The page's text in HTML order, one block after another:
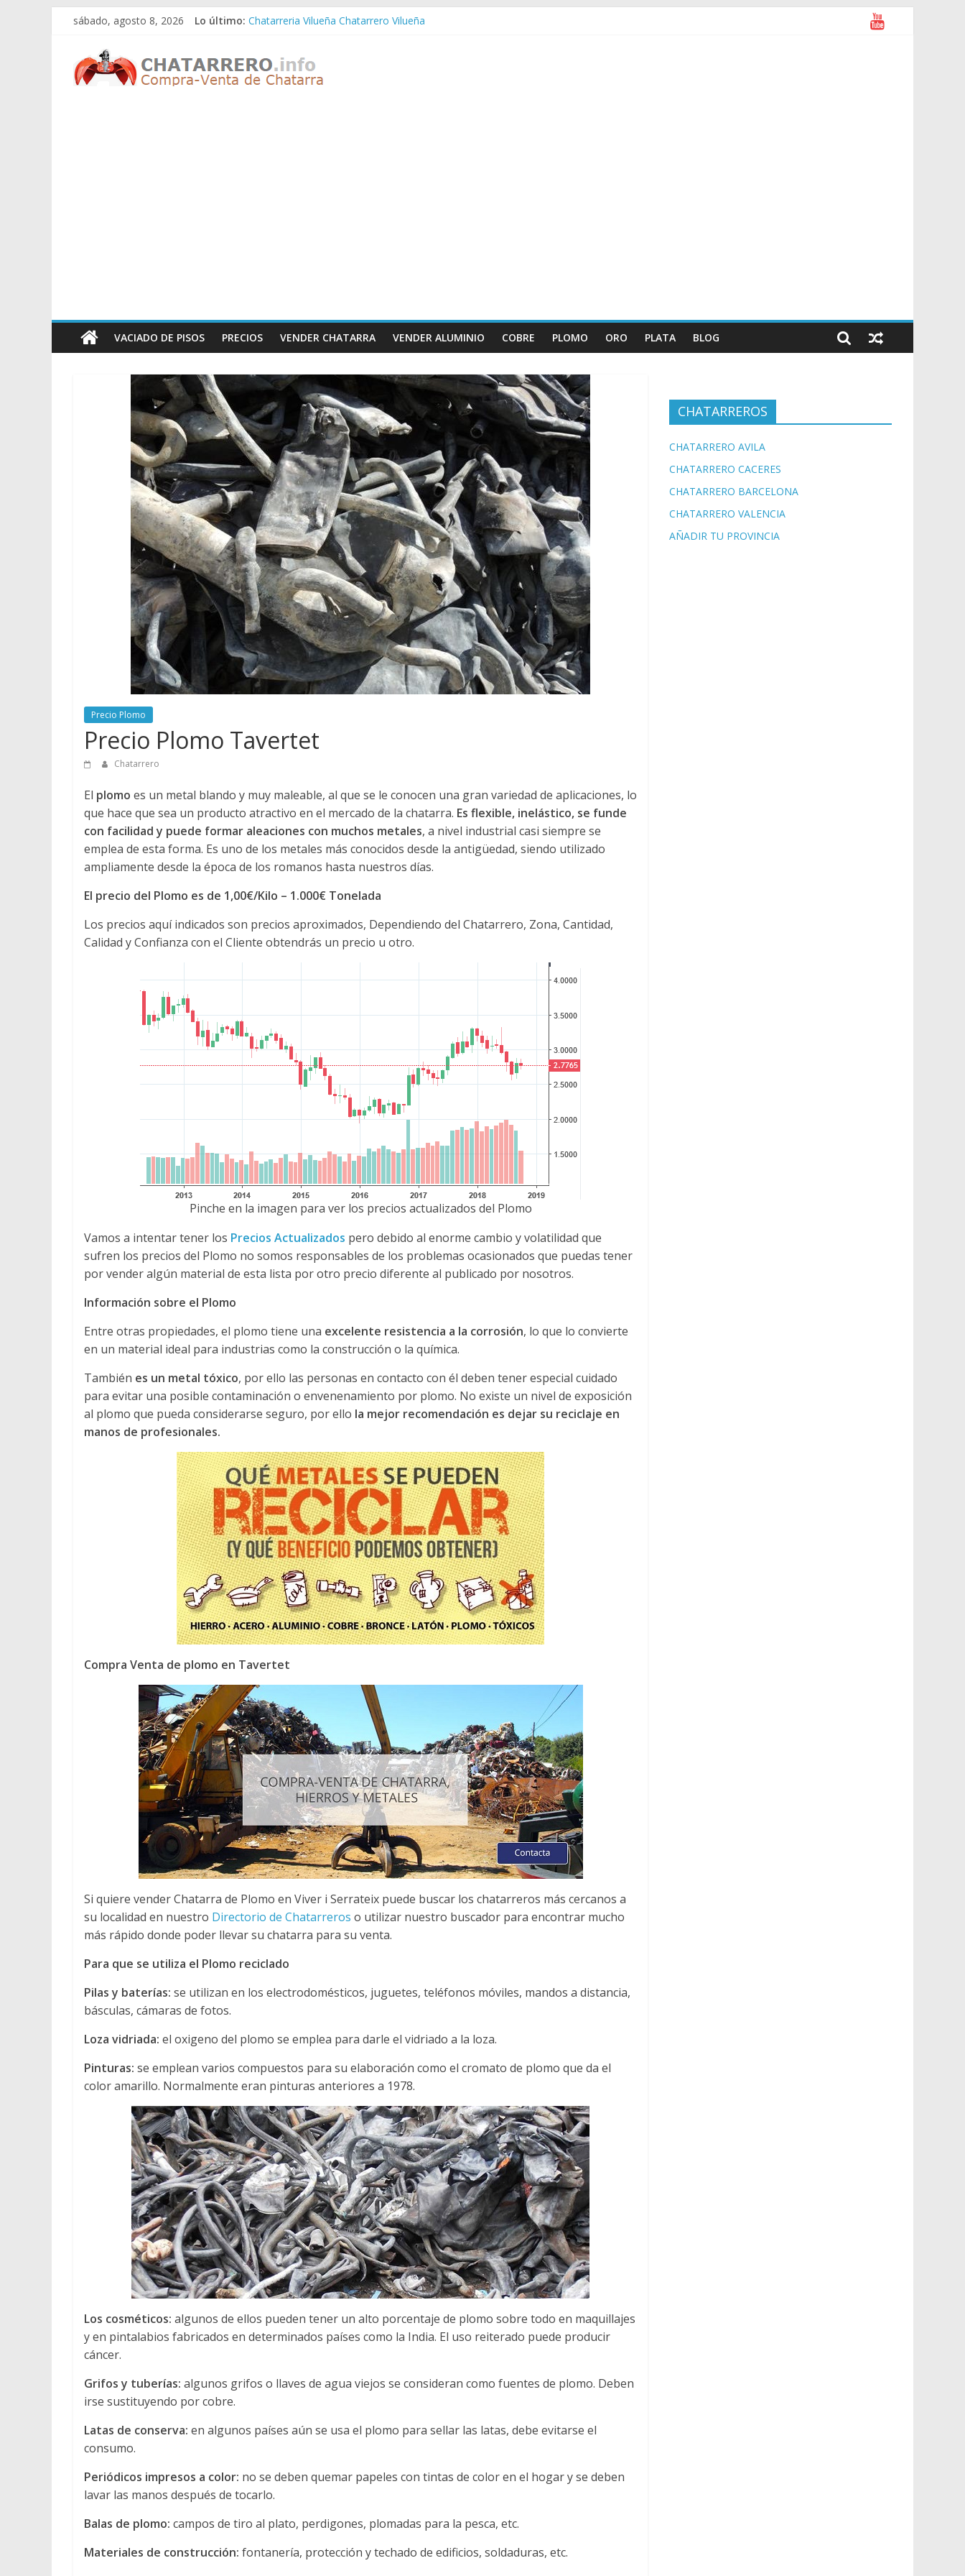
Saltar
contenido
sábado, agosto 8, 2026 Lo último: Chatarreria Vilueña Chatarrero Vilueña
Chatarreria Zaida Chatarrero Zaida
Chatarreria Vistabella Chatarrero Vistabella
Chatarreros
vender
ChatarraVACIADO DE PISOS PRECIOS VENDER CHATARRA VENDER ALUMINIO COBRE PLOMO ORO PLATA BLOG
Precio Plomo
Precio Plomo Tavertet
Chatarrero
El plomo es un metal blando y muy maleable, al que se le conocen una gran variedad de aplicaciones, lo
que hace que sea un producto atractivo en el mercado de la chatarra. Es flexible, inelástico, se funde
con facilidad y puede formar aleaciones con muchos metales, a nivel industrial casi siempre se
emplea de esta forma. Es uno de los metales más conocidos desde la antigüedad, siendo utilizado
ampliamente desde la época de los romanos hasta nuestros días.
El precio del Plomo es de 1,00€/Kilo – 1.000€ Tonelada
Los precios aquí indicados son precios aproximados, Dependiendo del Chatarrero, Zona, Cantidad,
Calidad y Confianza con el Cliente obtendrás un precio u otro.
Pinche en la imagen para ver los precios actualizados del Plomo
Vamos a intentar tener los Precios Actualizados pero debido al enorme cambio y volatilidad que
sufren los precios del Plomo no somos responsables de los problemas ocasionados que puedas tener
por vender algún material de esta lista por otro precio diferente al publicado por nosotros.
Información sobre el Plomo
Entre otras propiedades, el plomo tiene una excelente resistencia a la corrosión, lo que lo convierte
en un material ideal para industrias como la construcción o la química.
También es un metal tóxico, por ello las personas en contacto con él deben tener especial cuidado
para evitar una posible contaminación o envenenamiento por plomo. No existe un nivel de exposición
al plomo que pueda considerarse seguro, por ello la mejor recomendación es dejar su reciclaje en
manos de profesionales.
Compra Venta de plomo en Tavertet
Si quiere vender Chatarra de Plomo en Viver i Serrateix puede buscar los chatarreros más cercanos a
su localidad en nuestro Directorio de Chatarreros o utilizar nuestro buscador para encontrar mucho
más rápido donde poder llevar su chatarra para su venta.
Para que se utiliza el Plomo reciclado
Pilas y baterías: se utilizan en los electrodomésticos, juguetes, teléfonos móviles, mandos a distancia,
básculas, cámaras de fotos.
Loza vidriada: el oxigeno del plomo se emplea para darle el vidriado a la loza.
Pinturas: se emplean varios compuestos para su elaboración como el cromato de plomo que da el
color amarillo. Normalmente eran pinturas anteriores a 1978.
Los cosméticos: algunos de ellos pueden tener un alto porcentaje de plomo sobre todo en maquillajes
y en pintalabios fabricados en determinados países como la India. El uso reiterado puede producir
cáncer.
Grifos y tuberías: algunos grifos o llaves de agua viejos se consideran como fuentes de plomo. Deben
irse sustituyendo por cobre.
Latas de conserva: en algunos países aún se usa el plomo para sellar las latas, debe evitarse el
consumo.
Periódicos impresos a color: no se deben quemar papeles con tintas de color en el hogar y se deben
lavar las manos después de tocarlo.
Balas de plomo: campos de tiro al plato, perdigones, plomadas para la pesca, etc.
Materiales de construcción: fontanería, protección y techado de edificios, soldaduras, etc.
CHATARREROS
CHATARRERO AVILA
CHATARRERO CACERES
CHATARRERO BARCELONA
CHATARRERO VALENCIA
AÑADIR TU PROVINCIA